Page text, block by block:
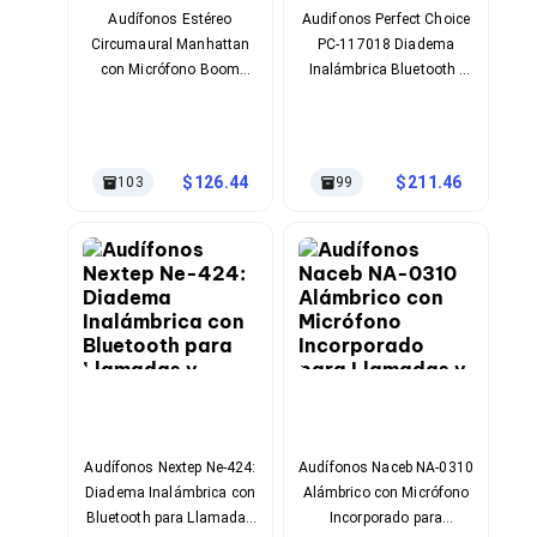
Soportes para Monitores
Monitores Portátiles
Filtros de Privacidad para Monitores
Memorias RAM para Servidores
Memorias USB
Lectores de Memoria
Memorias Flash
Componentes
Tarjetas de Expansión
Tarjetas PCI Express
Enfriamiento y Ventilación
Disipadores para CPU
Pasta Térmica
Audífonos Estéreo
Circumaural Manhattan
con Micrófono Boom
103 126.44
Audifonos Perfect Choice
PC-117018 Diadema
Inalámbrica Bluetooth -
99 211.46
Audífonos Nextep Ne-424:
Diadema Inalámbrica con
Bluetooth para Llamadas
Audífonos Naceb NA-0310
Alámbrico con Micrófono
Incorporado para